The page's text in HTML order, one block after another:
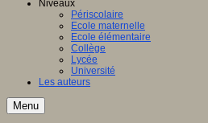
Niveaux
Périscolaire
Ecole maternelle
Ecole élémentaire
Collège
Lycée
Université
Les auteurs
Menu